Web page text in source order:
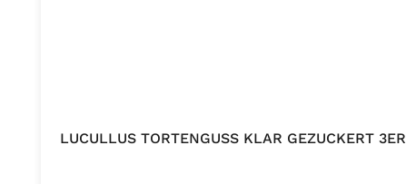
LUCULLUS TORTENGUSS KLAR GEZUCKERT 3ER